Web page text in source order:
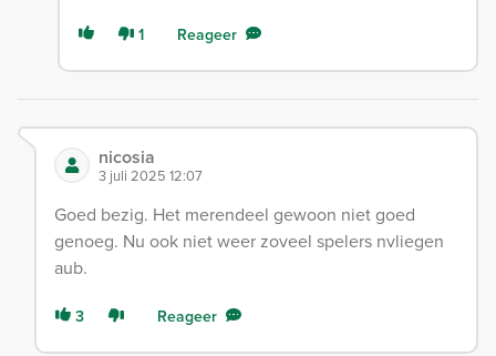
1 Reageer
nicosia
3 juli 2025 12:07
Goed bezig. Het merendeel gewoon niet goed
genoeg. Nu ook niet weer zoveel spelers nvliegen
aub.
3 Reageer